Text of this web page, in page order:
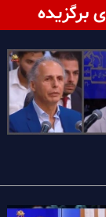
برگزیده